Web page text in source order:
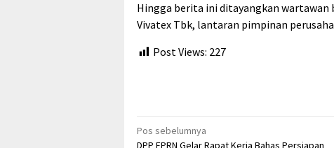
Hingga berita ini ditayangkan wartawan
Vivatex Tbk, lantaran pimpinan
Post Views: 227
Navigasi
Pos sebelumnya